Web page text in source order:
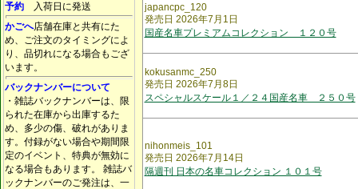
予約 入荷日に発送
かごへ店舗在庫と共有にた
め、ご注文のタイミングによ
り、品切れになる場合もござ
います。
バックナンバーについて
・雑誌バックナンバーは、限
られた在庫から出庫するた
め、多少の傷、破れがありま
す。付録がない場合や期間限
定のイベント、特典が無効に
なる場合もあります。 雑誌バ
ックナンバーのご発注は、一
japancpc_120
発売日 2026年7月1日
国産名車プレミアムコレクション １２０号
kokusanmc_250
発売日 2026年7月8日
スペシャルスケール１／２４国産名車 ２５０号
nihonmeis_101
発売日 2026年7月14日
隔週刊 日本の名車コレクション １０１号